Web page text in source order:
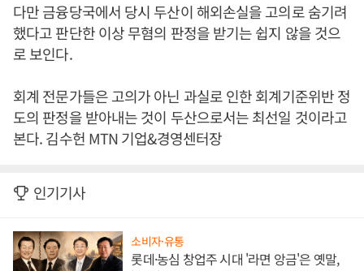
다만 금융당국에서 당시 두산이 해외손실을 고의로 숨기려
했다고 판단한 이상 무혐의 판정을 받기는 쉽지 않을 것으
로 보인다.
회계 전문가들은 고의가 아닌 과실로 인한 회계기준위반 정
도의 판정을 받아내는 것이 두산으로서는 최선일 것이라고
본다. 김수헌 MTN 기업&경영센터장
인기기사
소비자·유통
롯데·농심 창업주 시대 '라면 앙금'은 옛말,